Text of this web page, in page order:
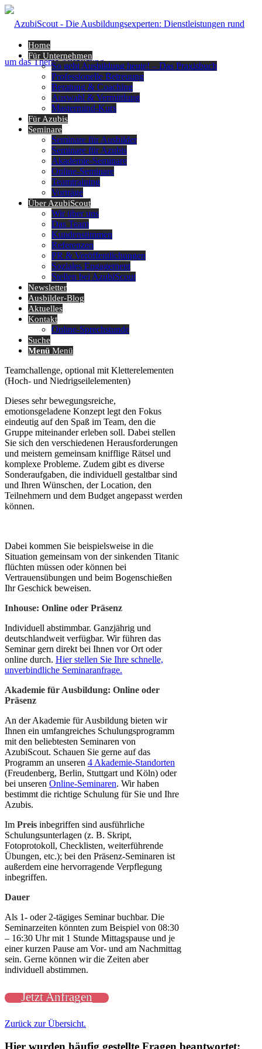
Home
Für Unternehmen
So geht Ausbildung heute! – Das Praxisbuch
Professionelle Betreuung
Beratung & Coaching
Auswahl & Vermittlung
Mastermind-Kurs
Für Azubis
Seminare
Seminare für Ausbilder
Seminare für Azubis
Akademie-Seminare
Online-Seminare
Teamtraining
Vorträge
Über AzubiScout
Wir über uns
Das Team
Kundenstimmen
Referenzen
PR & Veröffentlichungen
Soziales Engagement
Stellen bei AzubiScout
Newsletter
Ausbilder-Blog
Aktuelles
Kontakt
Online-Sprechstunde
Suche
Menü Menü
Teamchallenge, optional mit Kletterelementen
(Hoch- und Niedrigseilelementen)
Dieses sehr bewegungsreiche,
emotionsgeladene Konzept legt den Fokus
eindeutig auf den Spaß im Team, den die
Gruppe miteinander erleben soll. Dabei stellen
Sie sich den verschiedenen Herausforderungen
und meistern gemeinsam knifflige Rätsel und
komplexe Probleme. Zudem gibt es diverse
Sonderaufgaben, die individuell gestaltbar sind
und Ihren Wünschen, der Location, den
Teilnehmern und dem Budget angepasst werden
können.
Dabei kommen Sie beispielsweise in die
Situation gemeinsam von der sinkenden Titanic
flüchten müssen oder können bei
Vertrauensübungen und beim Bogenschießen
Ihr Geschick beweisen.
Inhouse: Online oder Präsenz
Individuell abstimmbar. Ganzjährig und
deutschlandweit verfügbar. Wir führen das
Seminar gern direkt bei Ihnen vor Ort oder
online durch. Hier stellen Sie Ihre schnelle,
unverbindliche Seminaranfrage.
Akademie für Ausbildung: Online oder
Präsenz
An der Akademie für Ausbildung bieten wir
Ihnen ein umfangreiches Schulungsprogramm
mit den beliebtesten Seminaren von
AzubiScout. Schauen Sie gerne auf das
Programm an unseren 4 Akademie-Standorten
(Freudenberg, Berlin, Stuttgart und Köln) oder
bei unseren Online-Seminaren. Wir haben
bestimmt die richtige Schulung für Sie und Ihre
Azubis.
Im Preis inbegriffen sind ausführliche
Schulungsunterlagen (z. B. Skript,
Fotoprotokoll, Checklisten, weiterführende
Übungen, etc.); bei den Präsenz-Seminaren ist
außerdem eine hervorragende Verpflegung
inbegriffen.
Dauer
Als 1- oder 2-tägiges Seminar buchbar. Die
Seminarzeiten könnten zum Beispiel von 08:30
– 16:30 Uhr mit 1 Stunde Mittagspause und je
einer kurzen Pause am Vor- und am Nachmittag
sein. Gerne können wir die Zeiten aber
individuell abstimmen.
Jetzt Anfragen
Zurück zur Übersicht.
Hier wurden häufig gestellte Fragen beantwortet: